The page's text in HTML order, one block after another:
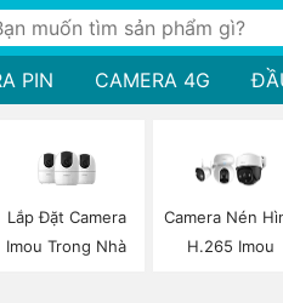
PIN CAMERA 4G
Lắp Đặt Camera
Imou Trong Nhà
Camera Nén
H.265 Imou